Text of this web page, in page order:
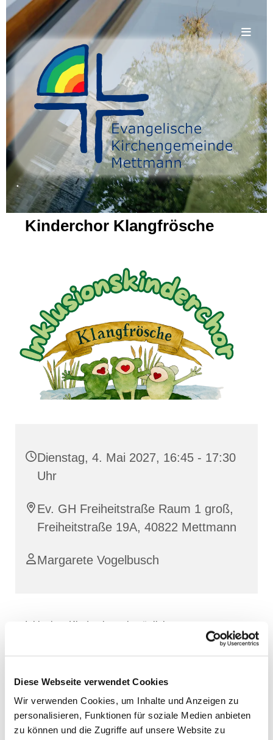
Diese Webseite verwendet Cookies
Wir verwenden Cookies, um Inhalte und Anzeigen zu
personalisieren, Funktionen für soziale Medien anbieten
zu können und die Zugriffe auf unsere Website zu
.
Kinderchor Klangfrösche
Dienstag, 4. Mai 2027, 16:45 - 17:30
Uhr
Ev. GH Freiheitstraße Raum 1 groß,
Freiheitstraße 19A, 40822 Mettmann
Margarete Vogelbusch
Inklusiver Kinderchor mit möglicher